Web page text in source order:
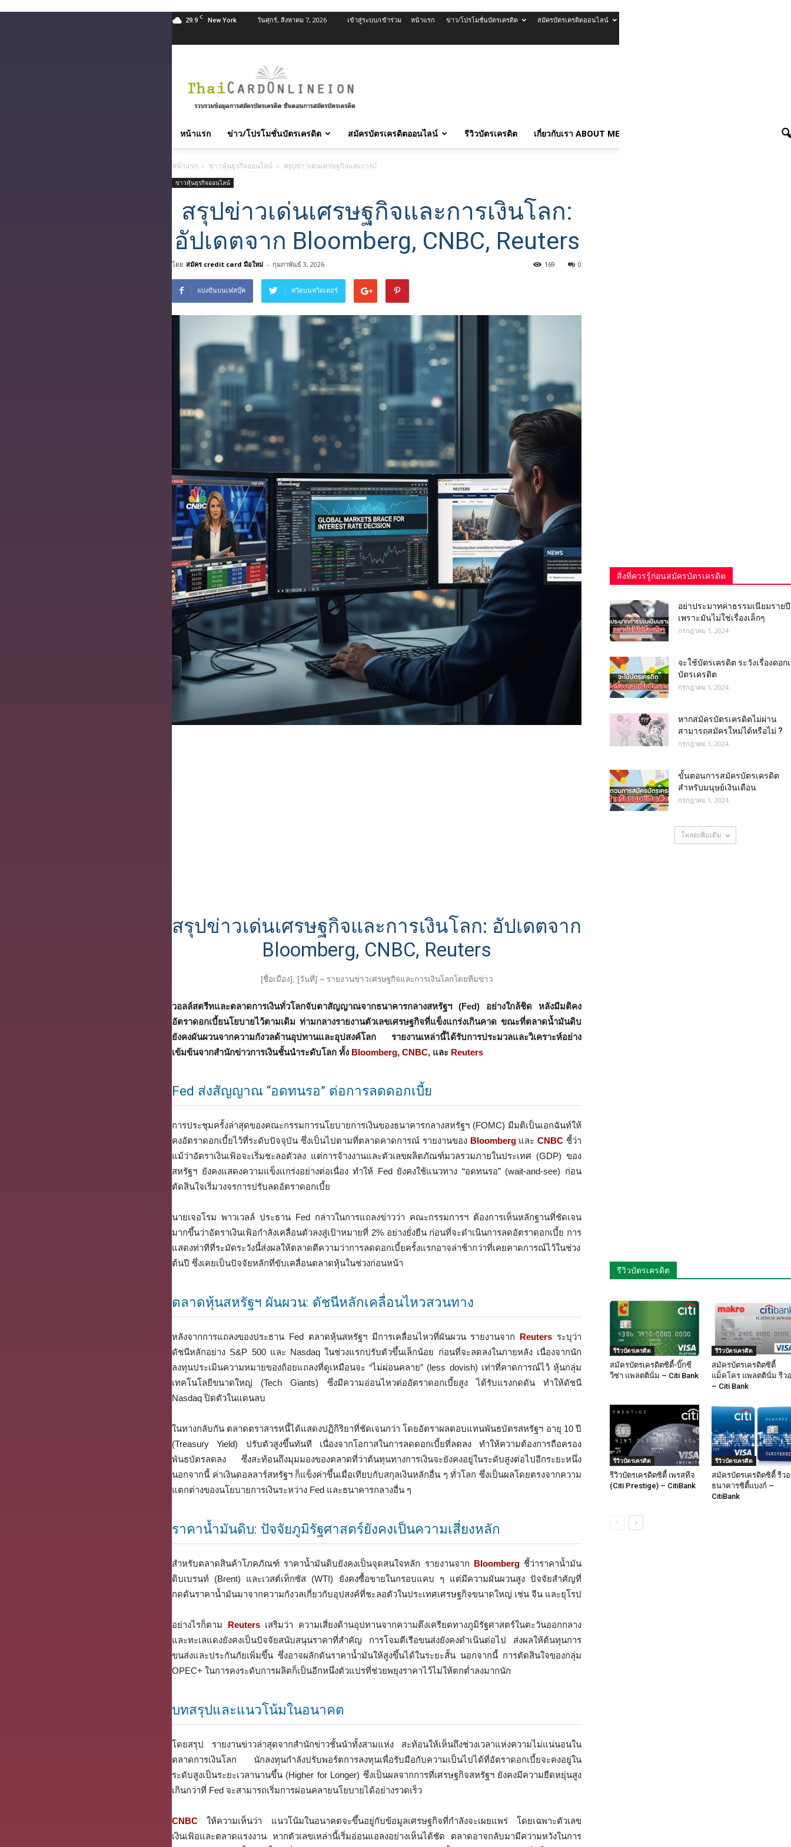
29.9 C New York วันศุกร์, สิงหาคม 7, 2026 เข้าสู่ระบบ/เข้าร่วม หน้าแรก ข่าว/โปรโมชั่นบัตรเครดิต สมัครบัตรเครดิตออนไลน์
เครดิต
บัตร
สิน
เชื่อ
บุคคล
ทุก
ธนาคาร
อนุมัติ
ฟรี
หน้าแรก ข่าว/โปรโมชั่นบัตรเครดิต สมัครบัตรเครดิตออนไลน์ รีวิวบัตรเครดิต เกี่ยวกับเรา ABOUT ME
หน้าแรก ข่าวหุ้นธุรกิจออนไลน์ สรุปข่าวเด่นเศรษฐกิจและการเงินโลก: อัปเดตจาก Bloomberg, CNBC, Reuters
ข่าวหุ้นธุรกิจออนไลน์
สรุปข่าวเด่นเศรษฐกิจและการเงินโลก:
อัปเดตจาก Bloomberg, CNBC, Reuters
โดย สมัคร credit card มือใหม่ - กุมภาพันธ์ 3, 2026 0
169
แบ่งปันบนเฟสบุ๊ค ทวีตบนทวิตเตอร์
สรุปข่าวเด่นเศรษฐกิจและการเงินโลก: อัปเดตจาก
Bloomberg, CNBC, Reuters
[ชื่อเมือง], [วันที่] – รายงานข่าวเศรษฐกิจและการเงินโลกโดยทีมข่าว
วอลล์สตรีทและตลาดการเงินทั่วโลกจับตาสัญญาณจากธนาคารกลางสหรัฐฯ (Fed) อย่างใกล้ชิด หลังมีมติคง
อัตราดอกเบี้ยนโยบายไว้ตามเดิม ท่ามกลางรายงานตัวเลขเศรษฐกิจที่แข็งแกร่งเกินคาด ขณะที่ตลาดน้ำมันดิบ
ยังคงผันผวนจากความกังวลด้านอุปทานและอุปสงค์โลก รายงานเหล่านี้ได้รับการประมวลและวิเคราะห์อย่าง
เข้มข้นจากสำนักข่าวการเงินชั้นนำระดับโลก ทั้ง Bloomberg, CNBC, และ Reuters
Fed ส่งสัญญาณ “อดทนรอ” ต่อการลดดอกเบี้ย
การประชุมครั้งล่าสุดของคณะกรรมการนโยบายการเงินของธนาคารกลางสหรัฐฯ (FOMC) มีมติเป็นเอกฉันท์ให้
คงอัตราดอกเบี้ยไว้ที่ระดับปัจจุบัน ซึ่งเป็นไปตามที่ตลาดคาดการณ์ รายงานของ BloombergและCNBC ชี้ว่า
แม้ว่าอัตราเงินเฟ้อจะเริ่มชะลอตัวลง แต่การจ้างงานและตัวเลขผลิตภัณฑ์มวลรวมภายในประเทศ (GDP) ของ
สหรัฐฯ ยังคงแสดงความแข็งแกร่งอย่างต่อเนื่อง ทำให้ Fed ยังคงใช้แนวทาง “อดทนรอ” (wait-and-see) ก่อน
ตัดสินใจเริ่มวงจรการปรับลดอัตราดอกเบี้ย
นายเจอโรม พาวเวลล์ ประธาน Fed กล่าวในการแถลงข่าวว่า คณะกรรมการฯ ต้องการเห็นหลักฐานที่ชัดเจน
มากขึ้นว่าอัตราเงินเฟ้อกำลังเคลื่อนตัวลงสู่เป้าหมายที่ 2% อย่างยั่งยืน ก่อนที่จะดำเนินการลดอัตราดอกเบี้ย การ
แสดงท่าทีที่ระมัดระวังนี้ส่งผลให้ตลาดตีความว่าการลดดอกเบี้ยครั้งแรกอาจล่าช้ากว่าที่เคยคาดการณ์ไว้ในช่วง
ต้นปี ซึ่งเคยเป็นปัจจัยหลักที่ขับเคลื่อนตลาดหุ้นในช่วงก่อนหน้า
ตลาดหุ้นสหรัฐฯ ผันผวน: ดัชนีหลักเคลื่อนไหวสวนทาง
หลังจากการแถลงของประธาน Fed ตลาดหุ้นสหรัฐฯ มีการเคลื่อนไหวที่ผันผวน รายงานจาก Reuters ระบุว่า
ดัชนีหลักอย่าง S&P 500 และ Nasdaq ในช่วงแรกปรับตัวขึ้นเล็กน้อย ก่อนที่จะลดลงในภายหลัง เนื่องจากนัก
ลงทุนประเมินความหมายของถ้อยแถลงที่ดูเหมือนจะ “ไม่ผ่อนคลาย” (less dovish) เท่าที่คาดการณ์ไว้ หุ้นกลุ่ม
เทคโนโลยีขนาดใหญ่ (Tech Giants) ซึ่งมีความอ่อนไหวต่ออัตราดอกเบี้ยสูง ได้รับแรงกดดัน ทำให้ดัชนี
Nasdaq ปิดตัวในแดนลบ
ในทางกลับกัน ตลาดตราสารหนี้ได้แสดงปฏิกิริยาที่ชัดเจนกว่า โดยอัตราผลตอบแทนพันธบัตรสหรัฐฯ อายุ 10 ปี
(Treasury Yield) ปรับตัวสูงขึ้นทันที เนื่องจากโอกาสในการลดดอกเบี้ยที่ลดลง ทำให้ความต้องการถือครอง
พันธบัตรลดลง ซึ่งสะท้อนถึงมุมมองของตลาดที่ว่าต้นทุนทางการเงินจะยังคงอยู่ในระดับสูงต่อไปอีกระยะหนึ่ง
นอกจากนี้ ค่าเงินดอลลาร์สหรัฐฯ ก็แข็งค่าขึ้นเมื่อเทียบกับสกุลเงินหลักอื่น ๆ ทั่วโลก ซึ่งเป็นผลโดยตรงจากความ
แตกต่างของนโยบายการเงินระหว่าง Fed และธนาคารกลางอื่น ๆ
ราคาน้ำมันดิบ: ปัจจัยภูมิรัฐศาสตร์ยังคงเป็นความเสี่ยงหลัก
สำหรับตลาดสินค้าโภคภัณฑ์ ราคาน้ำมันดิบยังคงเป็นจุดสนใจหลัก รายงานจาก Bloombergชี้ว่าราคาน้ำมัน
ดิบเบรนท์ (Brent) และเวสต์เท็กซัส (WTI) ยังคงซื้อขายในกรอบแคบ ๆ แต่มีความผันผวนสูง ปัจจัยสำคัญที่
กดดันราคาน้ำมันมาจากความกังวลเกี่ยวกับอุปสงค์ที่ชะลอตัวในประเทศเศรษฐกิจขนาดใหญ่ เช่น จีน และยุโรป
อย่างไรก็ตาม Reutersเสริมว่า ความเสี่ยงด้านอุปทานจากความตึงเครียดทางภูมิรัฐศาสตร์ในตะวันออกกลาง
และทะเลแดงยังคงเป็นปัจจัยสนับสนุนราคาที่สำคัญ การโจมตีเรือขนส่งยังคงดำเนินต่อไป ส่งผลให้ต้นทุนการ
ขนส่งและประกันภัยเพิ่มขึ้น ซึ่งอาจผลักดันราคาน้ำมันให้สูงขึ้นได้ในระยะสั้น นอกจากนี้ การตัดสินใจของกลุ่ม
OPEC+ ในการคงระดับการผลิตก็เป็นอีกหนึ่งตัวแปรที่ช่วยพยุงราคาไว้ไม่ให้ตกต่ำลงมากนัก
บทสรุปและแนวโน้มในอนาคต
โดยสรุป รายงานข่าวล่าสุดจากสำนักข่าวชั้นนำทั้งสามแห่ง สะท้อนให้เห็นถึงช่วงเวลาแห่งความไม่แน่นอนใน
ตลาดการเงินโลก นักลงทุนกำลังปรับพอร์ตการลงทุนเพื่อรับมือกับความเป็นไปได้ที่อัตราดอกเบี้ยจะคงอยู่ใน
ระดับสูงเป็นระยะเวลานานขึ้น (Higher for Longer) ซึ่งเป็นผลจากการที่เศรษฐกิจสหรัฐฯ ยังคงมีความยืดหยุ่นสูง
เกินกว่าที่ Fed จะสามารถเริ่มการผ่อนคลายนโยบายได้อย่างรวดเร็ว
CNBC ให้ความเห็นว่า แนวโน้มในอนาคตจะขึ้นอยู่กับข้อมูลเศรษฐกิจที่กำลังจะเผยแพร่ โดยเฉพาะตัวเลข
เงินเฟ้อและตลาดแรงงาน หากตัวเลขเหล่านี้เริ่มอ่อนแอลงอย่างเห็นได้ชัด ตลาดอาจกลับมามีความหวังในการ
สิ่งที่ควรรู้ก่อนสมัครบัตรเครดิต
อย่าประมาทค่าธรรมเนียมรายปี
เพราะมันไม่ใช่เรื่องเล็กๆ
กรกฎาคม 1, 2024
จะใช้บัตรเครดิต ระวังเรื่องดอก
บัตรเครดิต
กรกฎาคม 1, 2024
หากสมัครบัตรเครดิตไม่ผ่าน
สามารถสมัครใหม่ได้หรือไม่ ?
กรกฎาคม 1, 2024
ขั้นตอนการสมัครบัตรเครดิต
สำหรับมนุษย์เงินเดือน
กรกฎาคม 1, 2024
โหลดเพิ่มเติม
รีวิวบัตรเครดิต
รีวิวบัตรเครดิต
สมัครบัตรเครดิตซิตี้-บิ๊กซี
วีซ่า แพลตตินั่ม – Citi Bank
รีวิวบัตรเครดิต
สมัครบัตรเครดิตซิตี้
แม็คโคร แพลตตินั่ม รีว
– Citi Bank
รีวิวบัตรเครดิต
รีวิวบัตรเครดิตซิตี้ เพรสทีจ
(Citi Prestige) – CitiBank
รีวิวบัตรเครดิต
สมัครบัตรเครดิตซิตี้ รีว
ธนาคารซิตี้แบงก์ –
CitiBank